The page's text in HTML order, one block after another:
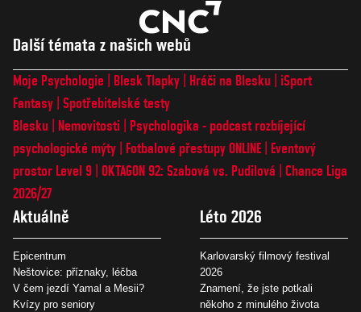
Další témata z našich webů
Moje Psychologie Blesk Tlapky Hráči na Blesku
iSport
Fantasy Spotřebitelské testy
Blesku
Nemovitosti
Psychologika - podcast rozbíjející
psychologické mýty
Fotbalové přestupy ONLINE
Eventový
prostor Level 9 OKTAGON 92: Szabová vs. Pudilová
Chance Liga
2026/27
Aktuálně
Epicentrum
Neštovice: příznaky, léčba
V čem jezdí Yamal a Mesii?
Kvízy pro seniory
Léto 2026
Karlovarský filmový festival
2026
Znamení, že jste potkali
někoho z minulého života